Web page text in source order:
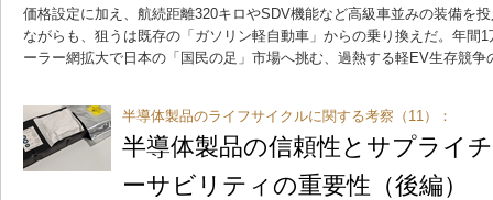
価格設定に加え、航続距離320キロやSDV機能など高級車並みの装備を
ながらも、狙うは既存の「ガソリン軽自動車」からの乗り換えだ。年間
ーラー網拡大で日本の「国民の足」市場へ挑む、過熱する軽EV生存競争
半導体製品のライフサイクルに関する考察（11）：
半導体製品の信頼性とサプライ
ーサビリティの重要性（後編）